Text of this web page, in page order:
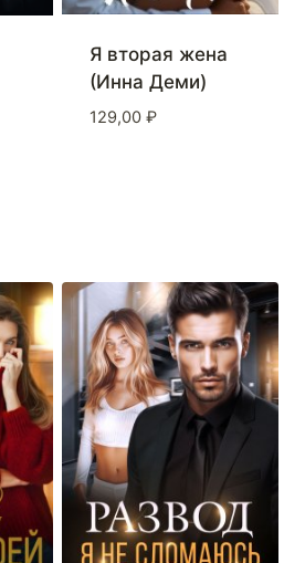
Я вторая жена
(Инна Деми)
129,00 ₽